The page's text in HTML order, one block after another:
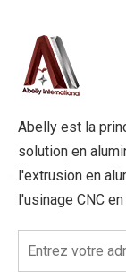
Abelly est la
solution en
l'extrusion en
l'usinage CNC